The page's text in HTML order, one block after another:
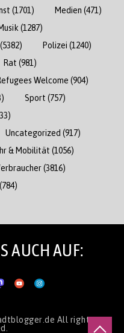
(1701) Medien (471)
(1287)
(5382) Polizei (1240)
Rat (981)
Welcome (904)
Sport (757)
Uncategorized (917)
& Mobilität (1056)
(3816)
(784)
AUCH AUF:
All rights